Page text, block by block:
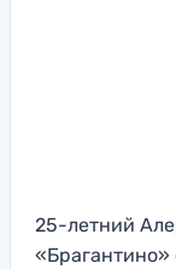
25-летний
«Брагантино»